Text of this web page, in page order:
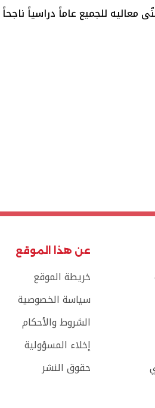
معاليه للجميع عاماً دراسياً
عن هذا الموقع
خريطة الموقع
سياسة الخصوصية
الشروط والأحكام
إخلاء المسؤولية
حقوق النشر